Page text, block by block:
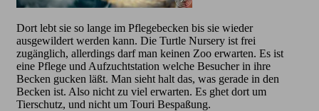
Dort lebt sie so lange im Pflegebecken bis sie wieder
ausgewildert werden kann. Die Turtle Nursery ist frei
zugänglich, allerdings darf man keinen Zoo erwarten. Es ist
eine Pflege und Aufzuchtstation welche Besucher in ihre
Becken gucken läßt. Man sieht halt das, was gerade in den
Becken ist. Also nicht zu viel erwarten. Es ghet dort um
Tierschutz, und nicht um Touri Bespaßung.